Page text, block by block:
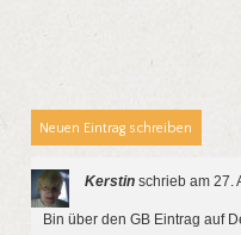
Kerstin schrieb am 27.
Bin über den GB Eintrag auf